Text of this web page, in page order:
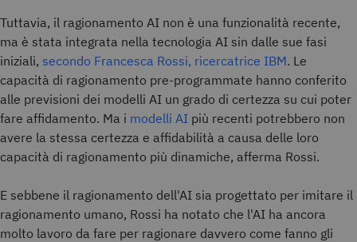
Tuttavia, il ragionamento AI non è una funzionalità recente,
ma è stata integrata nella tecnologia AI sin dalle sue fasi
iniziali, secondo Francesca Rossi, ricercatrice IBM. Le
capacità di ragionamento pre-programmate hanno conferito
alle previsioni dei modelli AI un grado di certezza su cui poter
fare affidamento. Ma i modelli AI più recenti potrebbero non
avere la stessa certezza e affidabilità a causa delle loro
capacità di ragionamento più dinamiche, afferma Rossi.
E sebbene il ragionamento dell'AI sia progettato per imitare il
ragionamento umano, Rossi ha notato che l'AI ha ancora
molto lavoro da fare per ragionare davvero come fanno gli